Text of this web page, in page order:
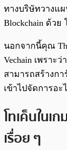
ทางบริษัทวางแ
Blockchain ด้ว
นอกจากนี้คุณ
Vechain เพราะว่
สามารถสร้างก
เข้าไปจัดการอะ
โทเค็นในเ
เรื่อย ๆ